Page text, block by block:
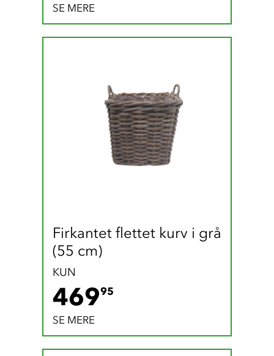
SE MERE
Firkantet flettet kurv i grå
(55 cm)
KUN
46995
SE MERE